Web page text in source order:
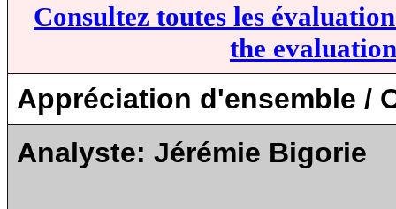
Consultez toutes les
the
Appréciation d'ensemble /
Analyste: Jérémie Bigorie